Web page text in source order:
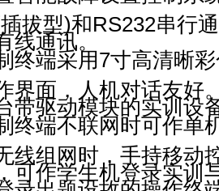
拔型)和RS232串行
线通讯。
终端采用7寸高清晰
界面，人机对话友好
带驱动模块的实训设
终端不联网时可作单
线组网时，手持移动
可作学生机登录实训
录出题设故的操作终